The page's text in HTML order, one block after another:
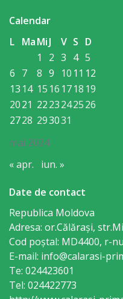
Regulament
Consiliul
local
Secretarul
Consiliului
Consilieri
Comisii
de
specialitate
Regulamentul
Calendar
mai 2024
L MaMiJ V S D
1
2 3 4 5
6 7 8 9 10 11 12
13 14 15 16 1718 19
2021 2223242526
2728 293031
« apr. iun. »
Date de contact
Republica Moldova
Adresa: or.Călăraşi,
Cod poștal: MD4400, r-
E-mail: info@calarasi-
Te: 024423601
Tel: 024422773